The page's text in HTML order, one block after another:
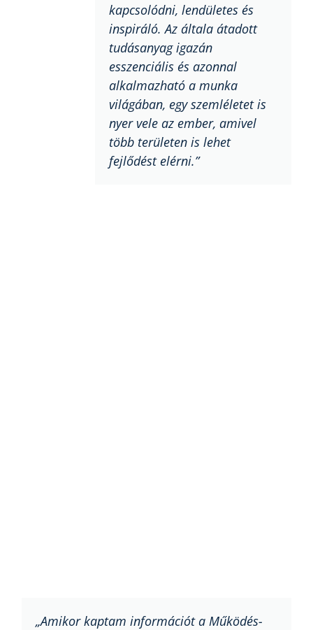
kapcsolódni, lendületes és
inspiráló. Az általa átadott
tudásanyag igazán
esszenciális és azonnal
alkalmazható a munka
világában, egy szemléletet is
nyer vele az ember, amivel
több területen is lehet
fejlődést elérni.”
„Amikor kaptam információt a Működés-